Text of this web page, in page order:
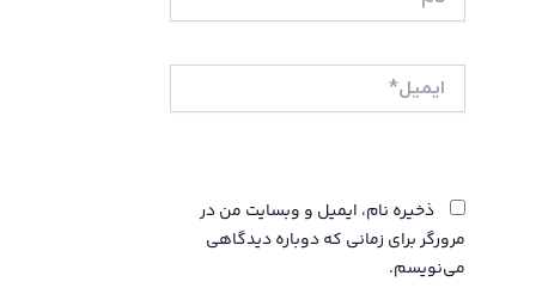
ایمیل*
ذخیره نام، ایمیل و وبسایت من در
مرورگر برای زمانی که دوباره دیدگاهی
می‌نویسم.